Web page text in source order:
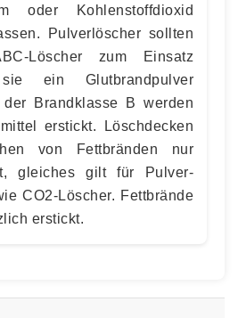
oder Kohlenstoffdioxid
Pulverlöscher sollten
Löscher zum Einsatz
ein Glutbrandpulver
Brandklasse B werden
erstickt. Löschdecken
von Fettbränden nur
gleiches gilt für Pulver-
CO2-Löscher. Fettbrände
erstickt.